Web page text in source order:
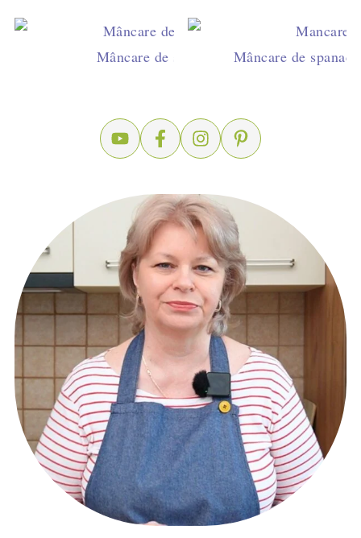
Mâncare de spanac cu smântână și ouă
Mâncare de